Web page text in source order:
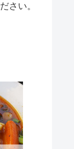
さい。